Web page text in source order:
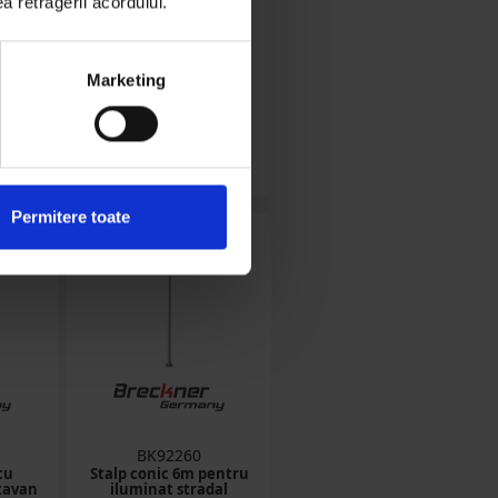
Marketing
Permitere toate
in stoc
35.99 RON
BK92260
Stalp conic 6m pentru
iluminat stradal